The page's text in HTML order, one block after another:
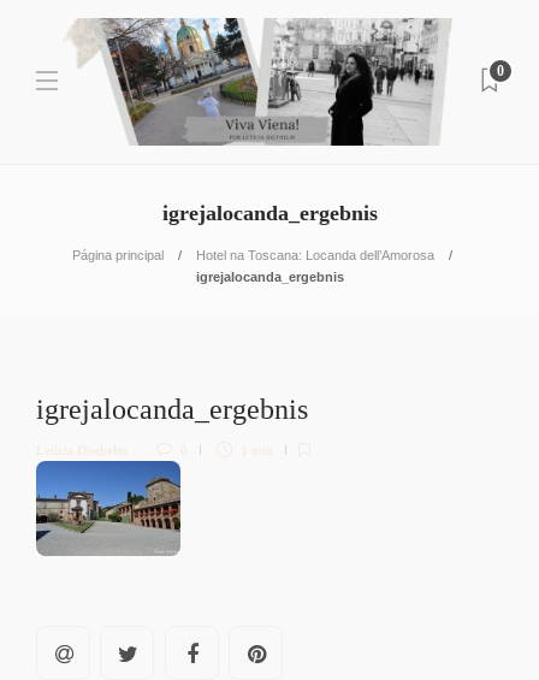
0
igrejalocanda_ergebnis
Página principal
Hotel na Toscana: Locanda dell’Amorosa
igrejalocanda_ergebnis
igrejalocanda_ergebnis
Letícia Diethelm 0 1 min